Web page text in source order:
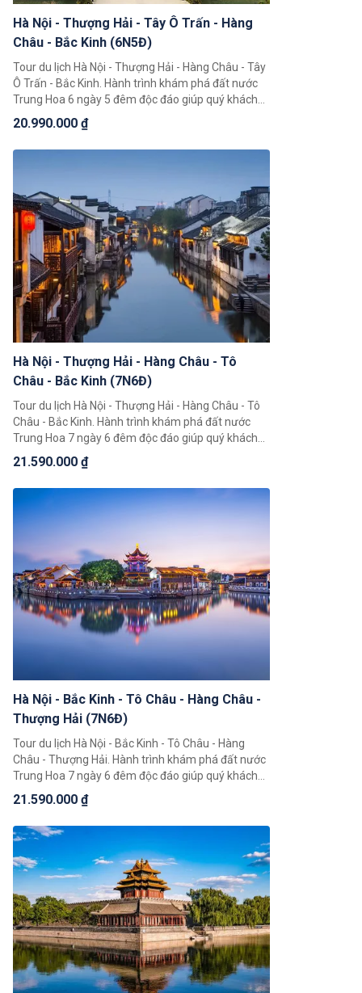
Hà Nội - Thượng Hải - Tây Ô Trấn - Hàng
Châu - Bắc Kinh (6N5Đ)
Tour du lịch Hà Nội - Thượng Hải - Hàng Châu - Tây
Ô Trấn - Bắc Kinh. Hành trình khám phá đất nước
Trung Hoa 6 ngày 5 đêm độc đáo giúp quý khách
có thể chiêm ngưỡng toàn cảnh đất nước Trung
Hoa với những cảnh đẹp thiên nhiên hùng vĩ cùng
nền văn hoá và với bề dày lịch sử bậc nhất Châu Á.
20.990.000 ₫
Hà Nội - Thượng Hải - Hàng Châu - Tô
Châu - Bắc Kinh (7N6Đ)
Tour du lịch Hà Nội - Thượng Hải - Hàng Châu - Tô
Châu - Bắc Kinh. Hành trình khám phá đất nước
Trung Hoa 7 ngày 6 đêm độc đáo giúp quý khách
có thể chiêm ngưỡng toàn cảnh đất nước Trung
Hoa rộng lớn, khám phá một loạt 4 thành phố nổi
tiếng là Bắc Kinh, Thượng Hải, Hàng Châu, Tô Châu.
21.590.000 ₫
Hà Nội - Bắc Kinh - Tô Châu - Hàng Châu -
Thượng Hải (7N6Đ)
Tour du lịch Hà Nội - Bắc Kinh - Tô Châu - Hàng
Châu - Thượng Hải. Hành trình khám phá đất nước
Trung Hoa 7 ngày 6 đêm độc đáo giúp quý khách
có thể chiêm ngưỡng toàn cảnh đất nước Trung
Hoa rộng lớn, khám phá một loạt 4 thành phố nổi
tiếng là Bắc Kinh, Thượng Hải, Hàng Châu, Tô Châu.
21.590.000 ₫